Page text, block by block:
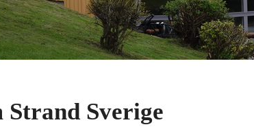
Strand Sverige